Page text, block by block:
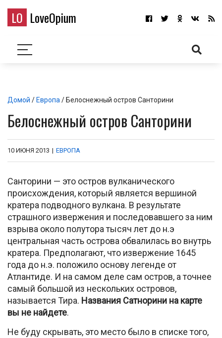
LO LoveOpium
Домой / Европа / Белоснежный остров Санторини
Белоснежный остров Санторини
10 ИЮНЯ 2013 | ЕВРОПА
Санторини — это остров вулканического
происхождения, который является вершиной
кратера подводного вулкана. В результате
страшного извержения и последовавшего за ним
взрыва около полутора тысяч лет до н.э
центральная часть острова обвалилась во внутрь
кратера. Предполагают, что извержение 1645
года до н.э. положило основу легенде от
Атлантиде. И на самом деле сам остров, а точнее
самый большой из нескольких островов,
называется Тира. Названия Сатнорини на карте
вы не найдете.
Не буду скрывать, это место было в списке того,